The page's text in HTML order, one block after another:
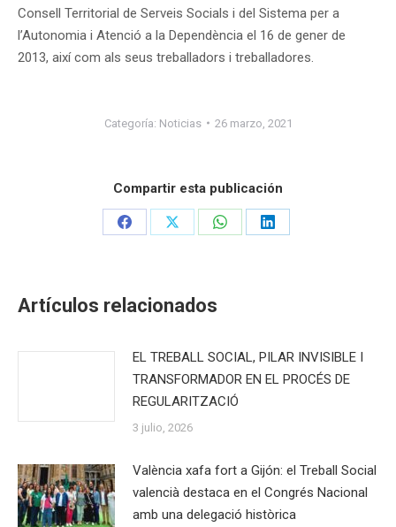
Consell Territorial de Serveis Socials i del Sistema per a
l’Autonomia i Atenció a la Dependència el 16 de gener de
2013, així com als seus treballadors i treballadores.
Categoría: Noticias 26 marzo, 2021
Compartir esta publicación
Share
Share
Share
Share
Artículos relacionados
EL TREBALL SOCIAL, PILAR INVISIBLE I
TRANSFORMADOR EN EL PROCÉS DE
REGULARITZACIÓ
3 julio, 2026
València xafa fort a Gijón: el Treball Social
valencià destaca en el Congrés Nacional
amb una delegació històrica